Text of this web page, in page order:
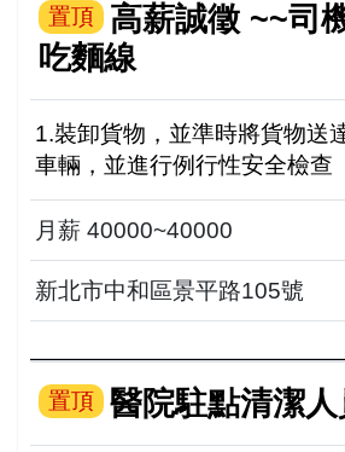
置頂
高薪誠徵 ~~司
吃麵線
1.裝卸貨物，並準時將貨物送
車輛，並進行例行性安全檢查
月薪 40000~40000
新北市中和區景平路105號
置頂 醫院駐點清潔人